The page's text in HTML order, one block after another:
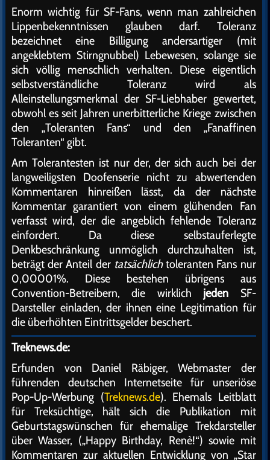
Enorm wichtig für SF-Fans, wenn man zahlreichen
Lippenbekenntnissen glauben darf. Toleranz
bezeichnet eine Billigung andersartiger (mit
angeklebtem Stirngnubbel) Lebewesen, solange sie
sich völlig menschlich verhalten. Diese eigentlich
selbstverständliche Toleranz wird als
Alleinstellungsmerkmal der SF-Liebhaber gewertet,
obwohl es seit Jahren unerbitterliche Kriege zwischen
den „Toleranten Fans“ und den „Fanaffinen
Toleranten“ gibt.
Am Tolerantesten ist nur der, der sich auch bei der
langweiligsten Doofenserie nicht zu abwertenden
Kommentaren hinreißen lässt, da der nächste
Kommentar garantiert von einem glühenden Fan
verfasst wird, der die angeblich fehlende Toleranz
einfordert. Da diese selbstauferlegte
Denkbeschränkung unmöglich durchzuhalten ist,
beträgt der Anteil der tatsächlichtoleranten Fans nur
0,00001%. Diese bestehen übrigens aus
Convention-Betreibern, die wirklich jeden SF-
Darsteller einladen, der ihnen eine Legitimation für
die überhöhten Eintrittsgelder beschert.
Treknews.de:
Erfunden von Daniel Räbiger, Webmaster der
führenden deutschen Internetseite für unseriöse
Pop-Up-Werbung (Treknews.de). Ehemals Leitblatt
für Treksüchtige, hält sich die Publikation mit
Geburtstagswünschen für ehemalige Trekdarsteller
über Wasser, („Happy Birthday, Renè!“) sowie mit
Kommentaren zur aktuellen Entwicklung von „Star